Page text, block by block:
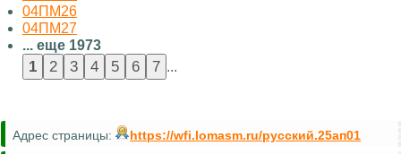
04ПМ26
04ПМ27
... еще 1973
...
Адрес страницы:
https://wfi.lomasm.ru/русский.25ап01